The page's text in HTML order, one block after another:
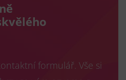
formulář. Vše si